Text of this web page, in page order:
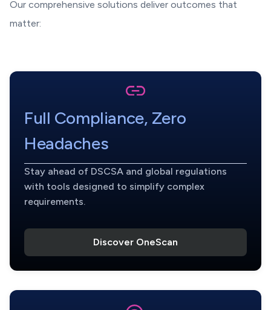
Our comprehensive solutions deliver outcomes that
matter:
Full Compliance, Zero
Headaches
Stay ahead of DSCSA and global regulations
with tools designed to simplify complex
requirements.
Discover OneScan